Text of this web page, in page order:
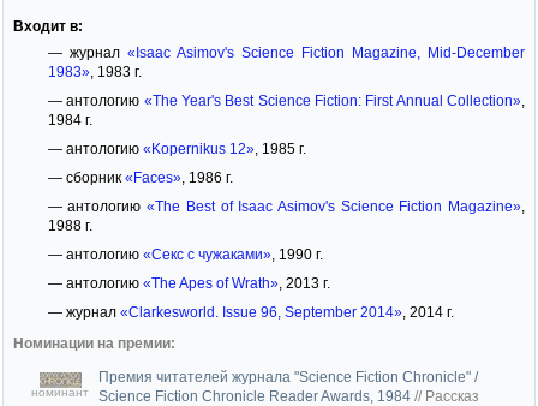
Входит в:
— журнал «Isaac Asimov's Science Fiction Magazine, Mid-December
1983», 1983 г.
— антологию «The Year's Best Science Fiction: First Annual Collection»
1984 г.
— антологию «Kopernikus 12», 1985 г.
— сборник «Faces», 1986 г.
— антологию«The Best of Isaac Asimov's Science Fiction Magazine»
1988 г.
— антологию «Секс с чужаками», 1990 г.
— антологию «The Apes of Wrath», 2013 г.
— журнал «Clarkesworld. Issue 96, September 2014», 2014 г.
Номинации на премии:
номинант
Премия читателей журнала "Science Fiction Chronicle" /
Science Fiction Chronicle Reader Awards, 1984 // Рассказ